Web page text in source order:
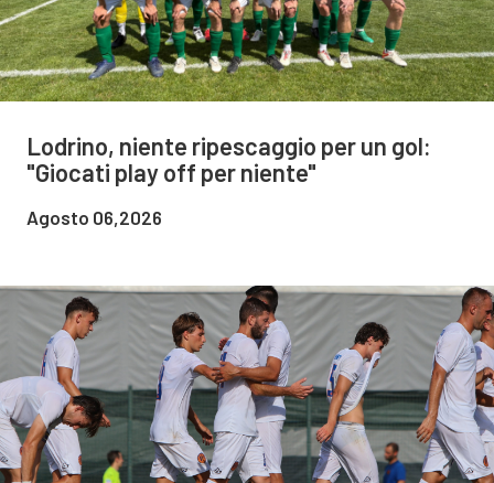
Lodrino, niente ripescaggio per un gol:
"Giocati play off per niente"
Agosto 06,2026